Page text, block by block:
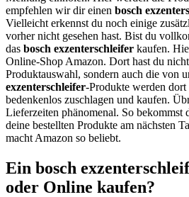
empfehlen wir dir einen bosch
Vielleicht erkennst du noch einige
vorher nicht gesehen hast. Bist du
das bosch exzenterschleifer kaufen.
Online-Shop Amazon. Dort hast du
Produktauswahl, sondern auch die von
exzenterschleifer-Produkte werden
bedenkenlos zuschlagen und kaufen.
Lieferzeiten phänomenal. So bekommst
deine bestellten Produkte am nächsten
macht Amazon so beliebt.
Ein bosch
oder Online kaufen?